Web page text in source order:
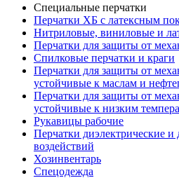
Специальные перчатки
Перчатки ХБ с латексным
Нитриловые, виниловые и
Перчатки для защиты от
Cпилковые перчатки и краги
Перчатки для защиты от
устойчивые к маслам и
Перчатки для защиты от
устойчивые к низким
Рукавицы рабочие
Перчатки диэлектрические
воздействий
Хозинвентарь
Спецодежда